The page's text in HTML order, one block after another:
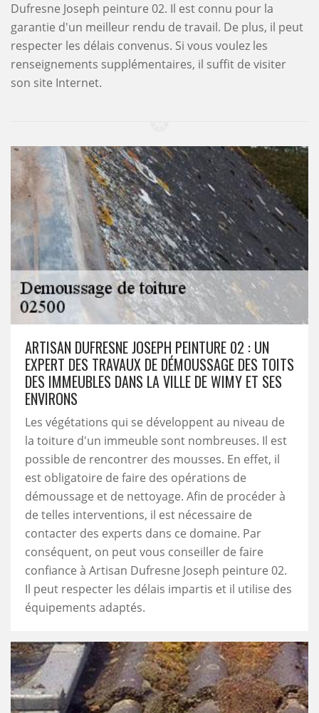
Dufresne Joseph peinture 02. Il est connu pour la
garantie d'un meilleur rendu de travail. De plus, il peut
respecter les délais convenus. Si vous voulez les
renseignements supplémentaires, il suffit de visiter
son site Internet.
ARTISAN DUFRESNE JOSEPH PEINTURE 02 : UN
EXPERT DES TRAVAUX DE DÉMOUSSAGE DES TOITS
DES IMMEUBLES DANS LA VILLE DE WIMY ET SES
ENVIRONS
Les végétations qui se développent au niveau de
la toiture d'un immeuble sont nombreuses. Il est
possible de rencontrer des mousses. En effet, il
est obligatoire de faire des opérations de
démoussage et de nettoyage. Afin de procéder à
de telles interventions, il est nécessaire de
contacter des experts dans ce domaine. Par
conséquent, on peut vous conseiller de faire
confiance à Artisan Dufresne Joseph peinture 02.
Il peut respecter les délais impartis et il utilise des
équipements adaptés.